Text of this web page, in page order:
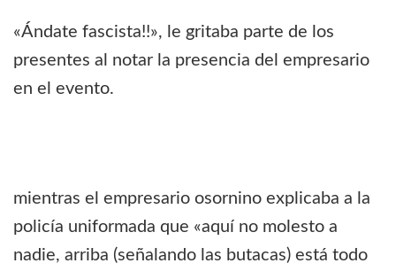
«Ándate fascista!!», le gritaba parte de los
presentes al notar la presencia del empresario
en el evento.
mientras el empresario osornino explicaba a la
policía uniformada que «aquí no molesto a
nadie, arriba (señalando las butacas) está todo